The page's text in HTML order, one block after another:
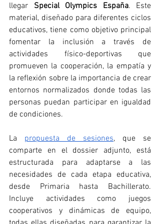
llegar Special Olympics España. Este
material, diseñado para diferentes ciclos
educativos, tiene como objetivo principal
fomentar la inclusión a través de
actividades físico-deportivas que
promueven la cooperación, la empatía y
la reflexión sobre la importancia de crear
entornos normalizados donde todas las
personas puedan participar en igualdad
de condiciones.
La propuesta de sesiones, que se
comparte en el dossier adjunto, está
estructurada para adaptarse a las
necesidades de cada etapa educativa,
desde Primaria hasta Bachillerato.
Incluye actividades como juegos
cooperativos y dinámicas de equipo,